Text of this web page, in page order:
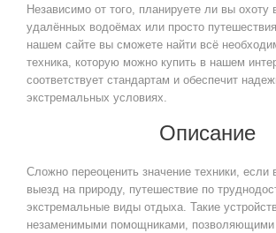
Независимо от того, планируете ли вы
удалённых водоёмах или просто
нашем сайте вы сможете найти всё
техника, которую можно купить в нашем
соответствует стандартам и обеспечит
экстремальных условиях.
Описание
Сложно переоценить значение техники, если
выезд на природу, путешествие по
экстремальные виды отдыха. Такие
незаменимыми помощниками, позволяющими